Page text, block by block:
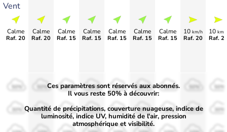
Vent
Calme
Raf. 20
Calme
Raf. 20
Calme
Raf. 15
Calme
Raf. 15
Calme
Raf. 15
Calme
Raf. 15
Calme
Raf. 15
10 km/h
Raf. 20
10 km/
Raf.
50%
30%
50%
30%
50%
30%
50%
30%
50%
30%
50%
30%
50%
30% 30% 30%
Ces paramètres sont réservés aux abonnés.
Il vous reste 50% à découvrir:
Quantité de précipitations, couverture nuageuse, indice de
luminosité, indice UV, humidité de l'air, pression
atmosphérique et visibilité.